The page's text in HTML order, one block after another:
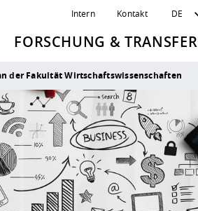
Intern Kontakt DE
FORSCHUNG & TRANSFER
der Fakultät Wirtschaftswissenschaften